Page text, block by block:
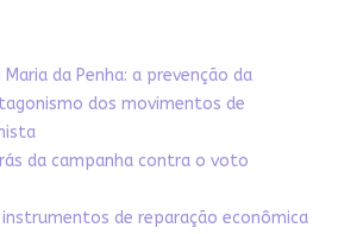
da Penha: a prevenção da
dos movimentos de
da campanha contra o voto
instrumentos de reparação econômica